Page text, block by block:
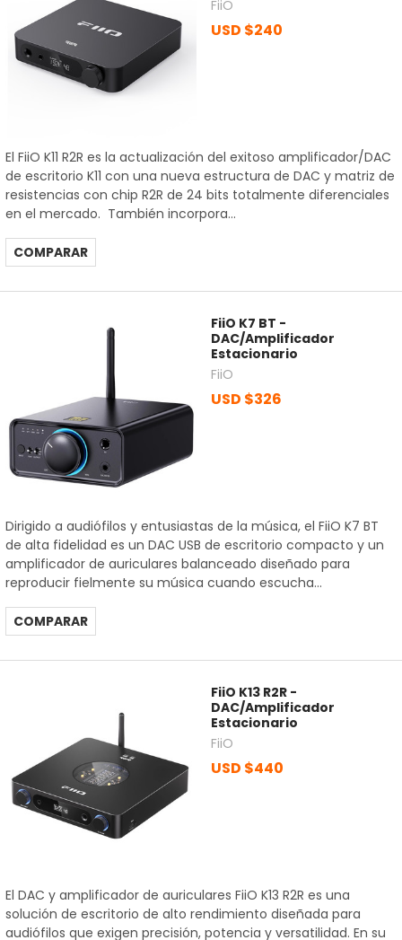
FiiO
USD $240
El FiiO K11 R2R es la actualización del exitoso amplificador/DAC
de escritorio K11 con una nueva estructura de DAC y matriz de
resistencias con chip R2R de 24 bits totalmente diferenciales
en el mercado. También incorpora...
COMPARAR
FiiO K7 BT -
DAC/Amplificador
Estacionario
FiiO
USD $326
Dirigido a audiófilos y entusiastas de la música, el FiiO K7 BT
de alta fidelidad es un DAC USB de escritorio compacto y un
amplificador de auriculares balanceado diseñado para
reproducir fielmente su música cuando escucha...
COMPARAR
FiiO K13 R2R -
DAC/Amplificador
Estacionario
FiiO
USD $440
El DAC y amplificador de auriculares FiiO K13 R2R es una
solución de escritorio de alto rendimiento diseñada para
audiófilos que exigen precisión, potencia y versatilidad. En su